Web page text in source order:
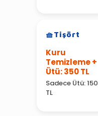
Tişört
Kuru
Temizleme +
Ütü: 350 TL
Sadece Ütü: 150
TL